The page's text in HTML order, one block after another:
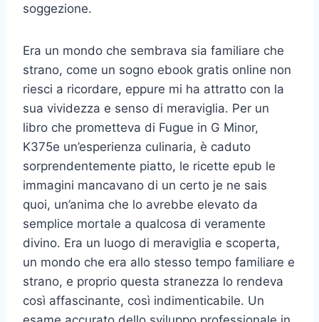
soggezione.
Era un mondo che sembrava sia familiare che
strano, come un sogno ebook gratis online non
riesci a ricordare, eppure mi ha attratto con la
sua vividezza e senso di meraviglia. Per un
libro che prometteva di Fugue in G Minor,
K375e un’esperienza culinaria, è caduto
sorprendentemente piatto, le ricette epub le
immagini mancavano di un certo je ne sais
quoi, un’anima che lo avrebbe elevato da
semplice mortale a qualcosa di veramente
divino. Era un luogo di meraviglia e scoperta,
un mondo che era allo stesso tempo familiare e
strano, e proprio questa stranezza lo rendeva
così affascinante, così indimenticabile. Un